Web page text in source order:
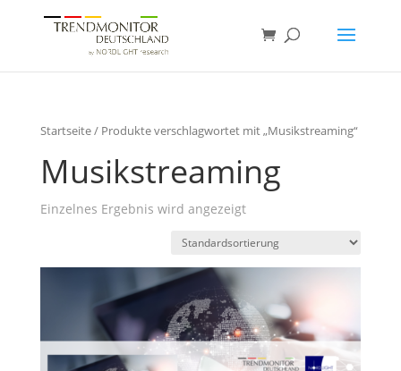
Startseite/ Produkte verschlagwortet mit „Musikstreaming“
Musikstreaming
Einzelnes Ergebnis wird angezeigt